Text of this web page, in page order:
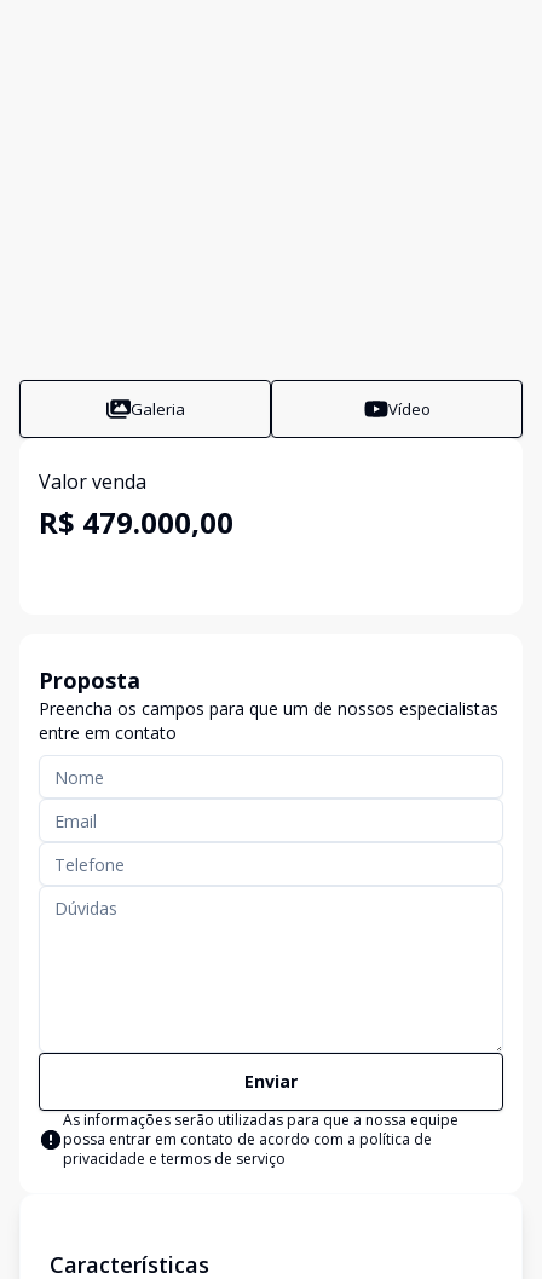
Galeria Vídeo
Valor venda
R$ 479.000,00
Proposta
Preencha os campos para que um de nossos especialistas
entre em contato
Enviar
As informações serão utilizadas para que a nossa equipe
possa entrar em contato de acordo com a política de
privacidade e termos de serviço
Características